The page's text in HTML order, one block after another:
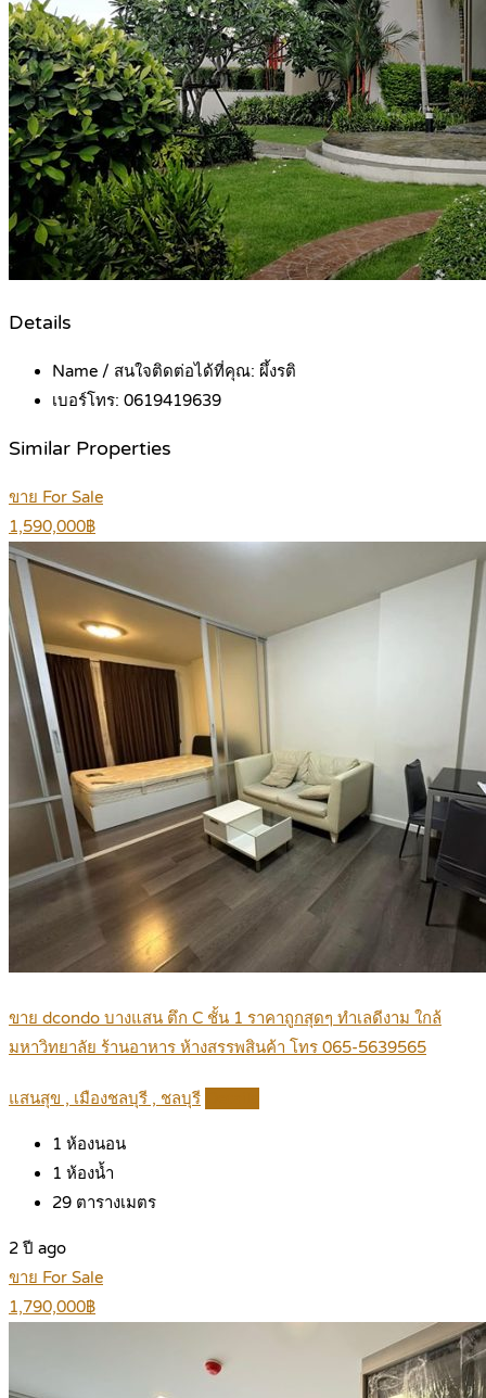
Details
Name / สนใจติดต่อได้ที่คุณ: ผึ้งรติ
เบอร์โทร: 0619419639
Similar Properties
ขาย For Sale
1,590,000฿
ขาย dcondo บางแสน ตึก C ชั้น 1 ราคาถูกสุดๆ ทำเลดีงาม ใกล้
มหาวิทยาลัย ร้านอาหาร ห้างสรรพสินค้า โทร 065-5639565
แสนสุข , เมืองชลบุรี , ชลบุรี
1 ห้องนอน
1 ห้องน้ำ
29 ตารางเมตร
2 ปี ago
ขาย For Sale
1,790,000฿